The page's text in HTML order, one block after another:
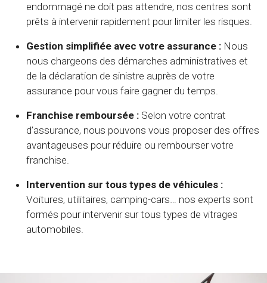
endommagé ne doit pas attendre, nos centres sont
prêts à intervenir rapidement pour limiter les risques.
Gestion simplifiée avec votre assurance : Nous
nous chargeons des démarches administratives et
de la déclaration de sinistre auprès de votre
assurance pour vous faire gagner du temps.
Franchise remboursée : Selon votre contrat
d’assurance, nous pouvons vous proposer des offres
avantageuses pour réduire ou rembourser votre
franchise.
Intervention sur tous types de véhicules :
Voitures, utilitaires, camping-cars… nos experts sont
formés pour intervenir sur tous types de vitrages
automobiles.